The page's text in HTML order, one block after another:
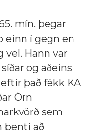
mín. þegar
einn í gegn en
vel. Hann var
og aðeins
það fékk KA
Örn
sem
benti að